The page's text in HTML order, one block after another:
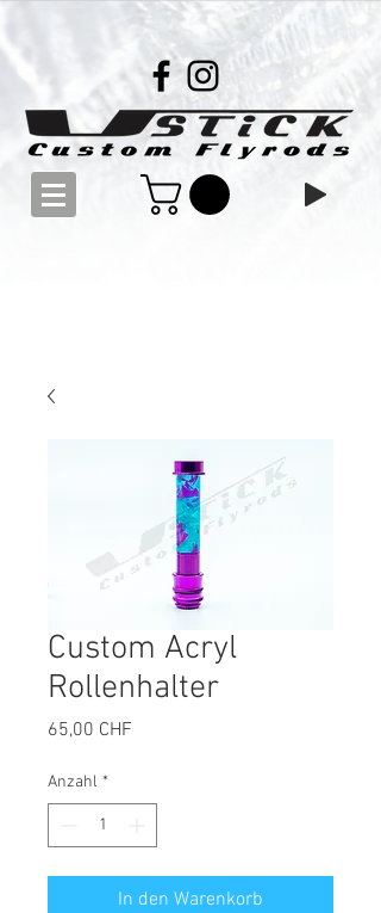
Custom Acryl
Rollenhalter
65,00 CHF
Anzahl *
In den Warenkorb